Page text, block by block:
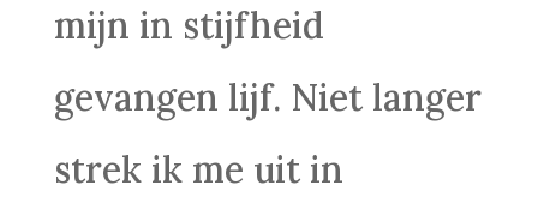
mijn in stijfheid
gevangen lijf. Niet langer
strek ik me uit in